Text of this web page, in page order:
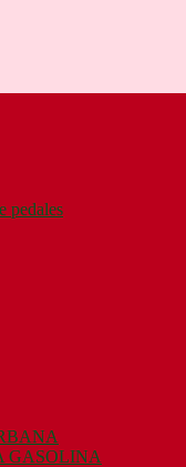
pedales
GASOLINA